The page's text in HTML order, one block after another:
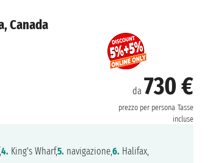
Canada
da 730 €
prezzo per persona Tasse
incluse
4. King's Wharf,5. navigazione,6. Halifax,